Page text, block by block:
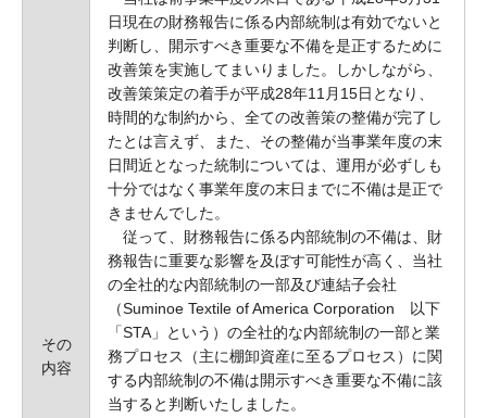
その
内容
日現在の財務報告に係る内部統制は有効でないと
判断し、開示すべき重要な不備を是正するために
改善策を実施してまいりました。しかしながら、
改善策策定の着手が平成28年11月15日となり、
時間的な制約から、全ての改善策の整備が完了し
たとは言えず、また、その整備が当事業年度の末
日間近となった統制については、運用が必ずしも
十分ではなく事業年度の末日までに不備は是正で
きませんでした。
従って、財務報告に係る内部統制の不備は、財
務報告に重要な影響を及ぼす可能性が高く、当社
の全社的な内部統制の一部及び連結子会社
（Suminoe Textile of America Corporation 以下
「STA」という）の全社的な内部統制の一部と業
務プロセス（主に棚卸資産に至るプロセス）に関
する内部統制の不備は開示すべき重要な不備に該
当すると判断いたしました。